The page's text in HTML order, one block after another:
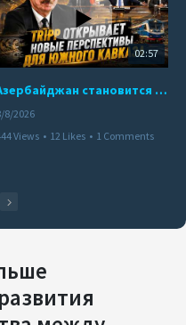
02:57
Азербайджан становится мостом между Востоком и Западом
8/2026
Views • 12 Likes • 1 Comments